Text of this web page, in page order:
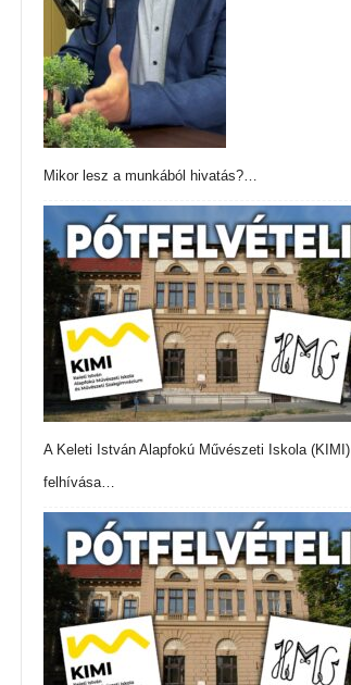
Mikor lesz a munkából hivatás?…
A Keleti István Alapfokú Művészeti Iskola (KIMI)
felhívása…